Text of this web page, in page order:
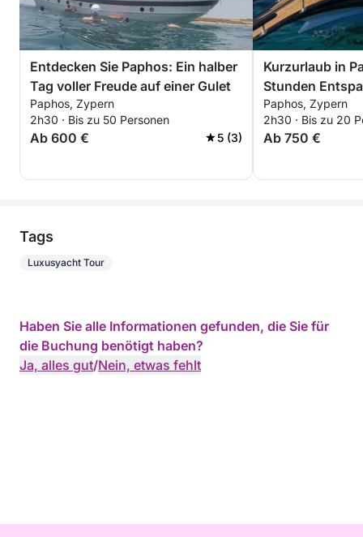
Entdecken Sie Paphos: Ein halber
Tag voller Freude auf einer Gulet
Paphos, Zypern
2h30 · Bis zu 50 Personen
Ab 600 € 5 (3)
Kurzurlaub in
Stunden
Motorboot
Paphos, Zypern
2h30 · Bis zu 20
Ab 750 €
Tags
Luxusyacht Tour
Haben Sie alle Informationen gefunden, die Sie für
die Buchung benötigt haben?
Ja, alles gut/Nein, etwas fehlt